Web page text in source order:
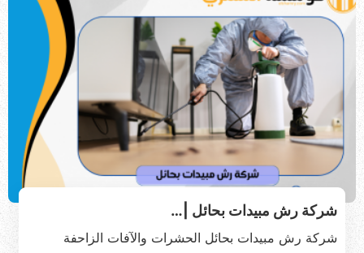
شركة رش مبيدات بحائل |…
شركة رش مبيدات بحائل الحشرات والآفات الزاحفة